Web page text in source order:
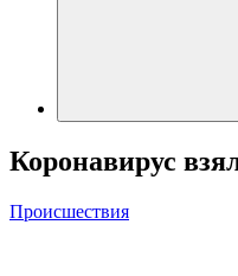
Коронавирус
Происшествия